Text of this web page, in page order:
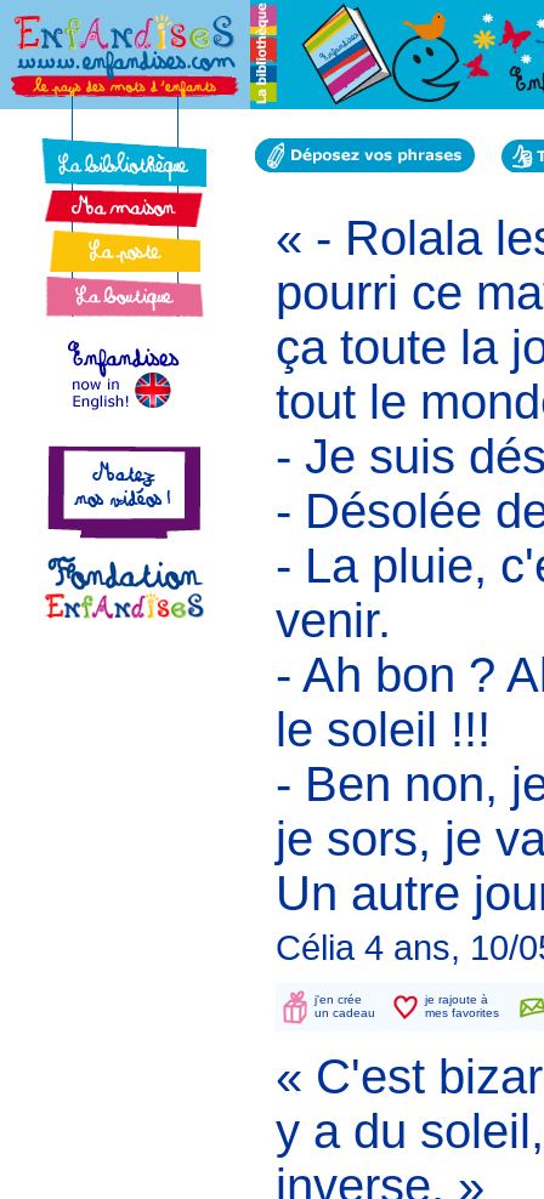
« - Rolala
pourri ce
ça toute la
tout le
- Je suis
- Désolée
- La pluie,
venir.
- Ah bon ?
le soleil !!!
- Ben non,
je sors, je
Un autre
Célia 4 ans, 10/
j'en crée
un cadeau
je rajoute à
mes favorites
« C'est
y a du
inverse. »